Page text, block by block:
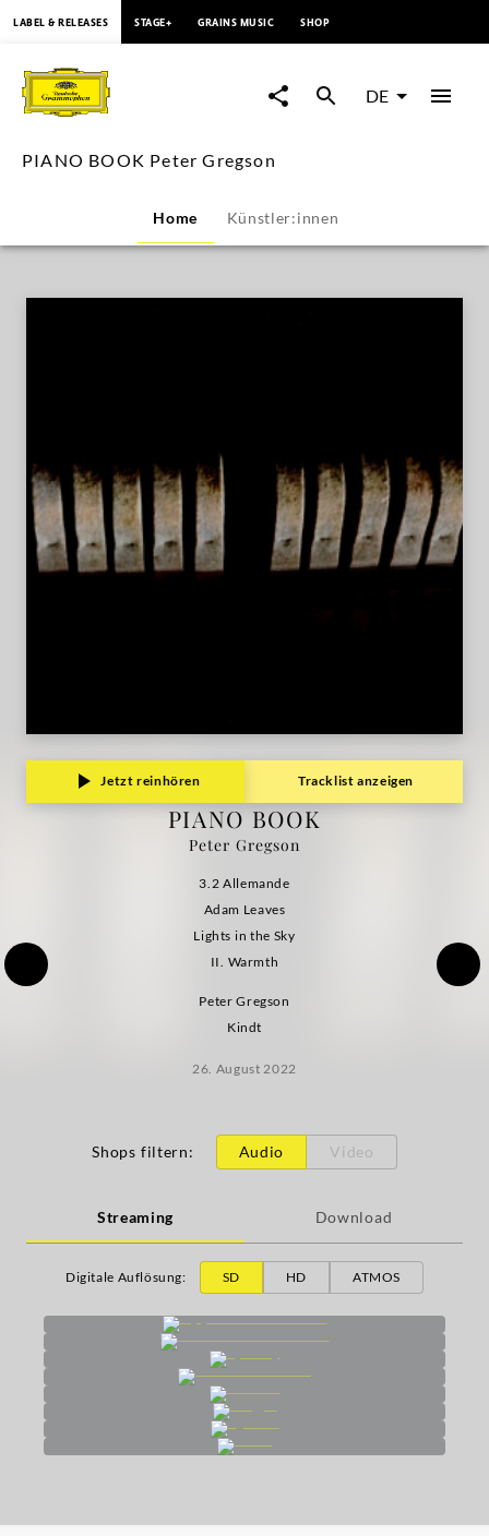
BOOK
Peter
|
Deutsche
LABEL & RELEASES STAGE+ GRAINS MUSIC SHOP
DE
PIANO BOOK Peter Gregson
Home Künstler:innen
Jetzt reinhören Tracklist anzeigen
PIANO BOOK
Peter Gregson
3.2 Allemande
Adam Leaves
Lights in the Sky
II. Warmth
Peter Gregson
Kindt
26. August 2022
Shops filtern: Audio Video
Streaming Download
Digitale Auflösung: SD HD ATMOS